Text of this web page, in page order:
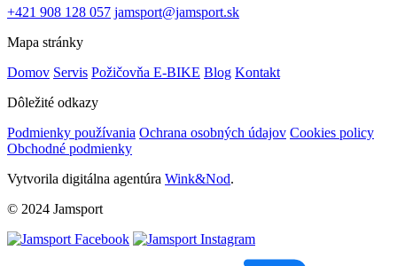
+421 908 128 057 jamsport@jamsport.sk
Mapa stránky
Domov Servis Požičovňa E-BIKE Blog Kontakt
Dôležité odkazy
Podmienky používania Ochrana osobných údajov Cookies policy
Obchodné podmienky
Vytvorila digitálna agentúra Wink&Nod.
© 2024 Jamsport